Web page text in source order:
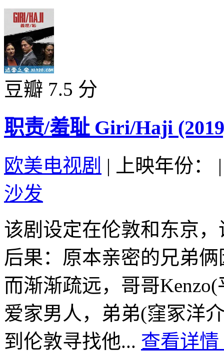
豆瓣 7.5 分
职责/羞耻 Giri/Haji
欧美电视剧 | 上映年份：
|
沙发
该剧设定在伦敦和东京
后果：原本亲密的兄弟
而渐渐疏远，哥哥
爱家男人，弟弟(窪冢洋
到伦敦寻找他... 查看详情